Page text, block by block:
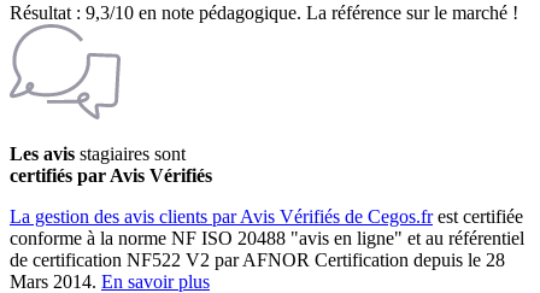
Résultat : 9,3/10 en note pédagogique. La référence sur le marché !
Les avis stagiaires sont
certifiés par Avis Vérifiés
La gestion des avis clients par Avis Vérifiés de Cegos.frest certifiée
conforme à la norme NF ISO 20488 "avis en ligne" et au référentiel
de certification NF522 V2 par AFNOR Certification depuis le 28
Mars 2014. En savoir plus